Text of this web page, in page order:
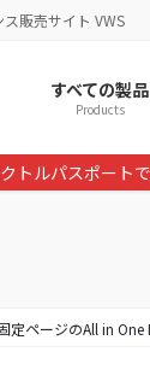
販売サイト VWS
すべての製品
Products
トルパスポート
定ページのAll in One